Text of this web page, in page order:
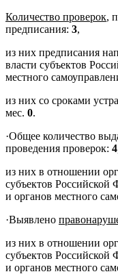
Количество проверок,
предписания: 3,
из них предписания
власти субъектов
местного
из них со сроками
мес. 0.
·Общее количество
проведения проверок: 4
из них в отношении
субъектов Российской
и органов местного
·Выявлено
из них в отношении
субъектов Российской
и органов местного